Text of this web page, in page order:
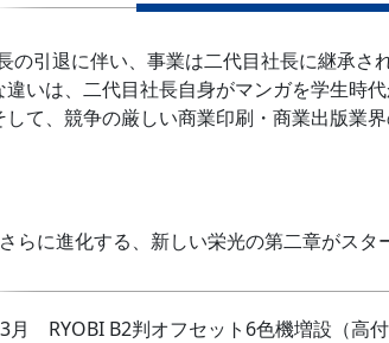
引退に伴い、事業は二代目社長に継承さ
いは、二代目社長自身がマンガを学生時
て、競争の厳しい商業印刷・商業出版業
らに進化する、新しい栄光の第二章がスタ
RYOBI B2判オフセット6色機増設（高付